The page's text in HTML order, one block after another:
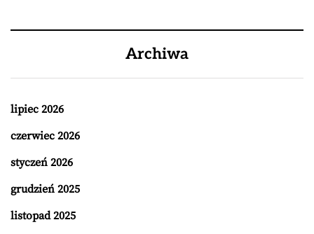
Archiwa
lipiec 2026
czerwiec 2026
styczeń 2026
grudzień 2025
listopad 2025